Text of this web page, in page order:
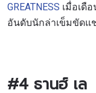
GREATNESS เมื่อเดื
อันดับนักล่าเข็มขัดแ
#4 ธานฮ์ เล